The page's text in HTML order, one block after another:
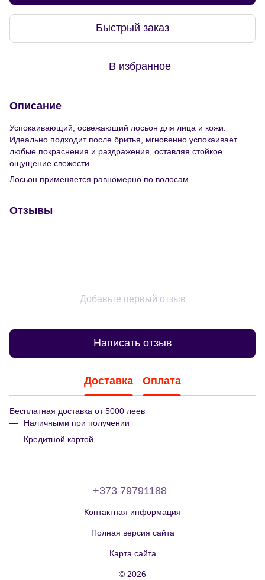
Быстрый заказ
В избранное
Описание
Успокаивающий, освежающий лосьон для лица и кожи.
Идеально подходит после бритья, мгновенно успокаивает
любые покраснения и раздражения, оставляя стойкое
ощущение свежести.
Лосьон применяется равномерно по волосам.
Отзывы
Добавьте первый отзыв
Написать отзыв
Доставка Оплата
Бесплатная доставка от 5000 леев
Наличными при получении
Кредитной картой
+373 79791188
Контактная информация
Полная версия сайта
Карта сайта
© 2026